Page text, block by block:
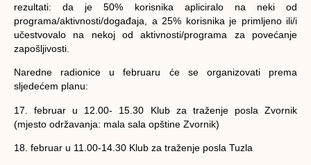
rezultati: da je 50% korisnika apliciralo na neki od
programa/aktivnosti/događaja, a 25% korisnika je primljeno ili/i
učestvovalo na nekoj od aktivnosti/programa za povećanje
zapošljivosti.
Naredne radionice u februaru će se organizovati prema
sljedećem planu:
17. februar u 12.00- 15.30 Klub za traženje posla Zvornik
(mjesto održavanja: mala sala opštine Zvornik)
18. februar u 11.00-14.30 Klub za traženje posla Tuzla